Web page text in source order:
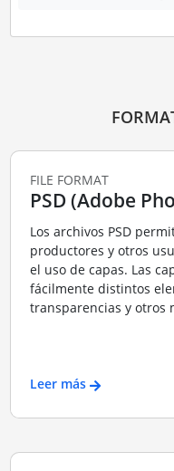
FILE FORMAT
PSD (Adobe
Los archivos PSD
productores y otros
el uso de capas. Las
fácilmente distintos
transparencias y otros
Leer más